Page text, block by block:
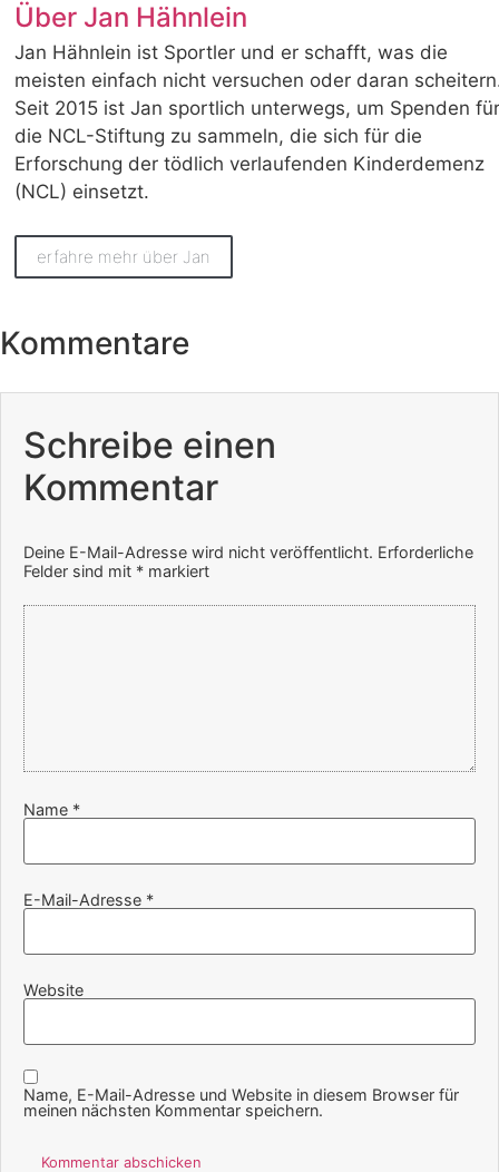
Über Jan Hähnlein
Jan Hähnlein ist Sportler und er schafft, was die
meisten einfach nicht versuchen oder daran
Seit 2015 ist Jan sportlich unterwegs, um Spenden für
die NCL-Stiftung zu sammeln, die sich für die
Erforschung der tödlich verlaufenden Kinderdemenz
(NCL) einsetzt.
erfahre mehr über Jan
Kommentare
Schreibe einen
Kommentar
Deine E-Mail-Adresse wird nicht veröffentlicht. Erforderliche
Felder sind mit * markiert
Name *
E-Mail-Adresse *
Website
Name, E-Mail-Adresse und Website in diesem Browser für
meinen nächsten Kommentar speichern.